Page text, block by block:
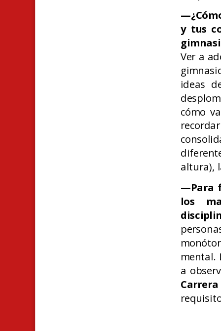
y tus
Ver a
ideas
cómo
altura),
—Para
los
mental.
a